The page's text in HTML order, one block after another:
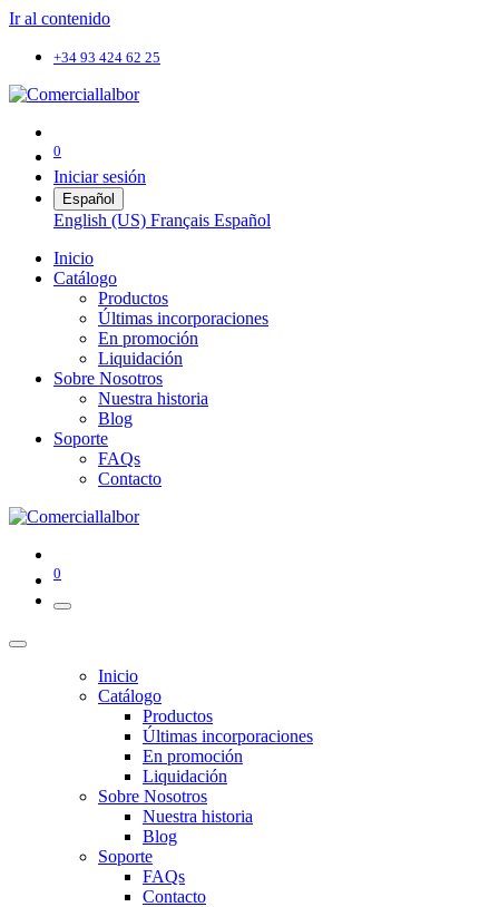
Ir al contenido
+34 93 424 62 25
0
Iniciar sesión
Español
English (US) Français Español
Inicio
Catálogo
Productos
Últimas incorporaciones
En promoción
Liquidación
Sobre Nosotros
Nuestra historia
Blog
Soporte
FAQs
Contacto
0
Inicio
Catálogo
Productos
Últimas incorporaciones
En promoción
Liquidación
Sobre Nosotros
Nuestra historia
Blog
Soporte
FAQs
Contacto